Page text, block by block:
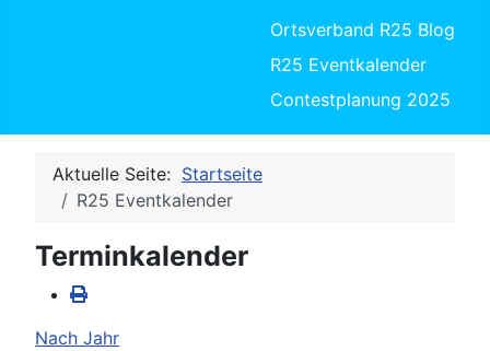
Ortsverband R25 Blog
R25 Eventkalender
Contestplanung 2025
Aktuelle Seite: Startseite
R25 Eventkalender
Terminkalender
Nach Jahr